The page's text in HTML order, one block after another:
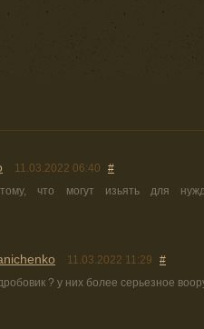
11.03.2022 06:40 #
что могут изьять для
11.03.2022 11:29 #
? у них более серьезное